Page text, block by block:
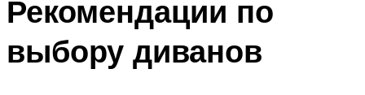
Рекомендации по
выбору диванов